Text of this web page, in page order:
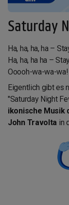
Saturday
Ha, ha, ha, ha –
Ha, ha, ha ha –
Ooooh-wa-wa-wa!
Eigentlich gibt es
"Saturday Night
ikonische Musik
John Travolta in